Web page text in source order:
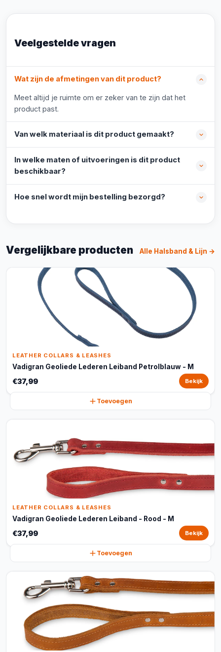
Veelgestelde vragen
Wat zijn de afmetingen van dit product?
Meet altijd je ruimte om er zeker van te zijn dat het
product past.
Van welk materiaal is dit product gemaakt?
In welke maten of uitvoeringen is dit product
beschikbaar?
Hoe snel wordt mijn bestelling bezorgd?
Vergelijkbare producten Alle Halsband & Lijn →
LEATHER COLLARS & LEASHES
Vadigran Geoliede Lederen Leiband Petrolblauw - M
€37,99 Bekijk
Toevoegen
LEATHER COLLARS & LEASHES
Vadigran Geoliede Lederen Leiband - Rood - M
€37,99 Bekijk
Toevoegen